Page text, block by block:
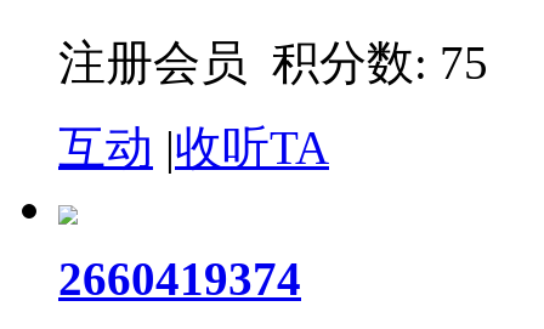
注册会员 积分数: 75
互动 |收听TA
2660419374